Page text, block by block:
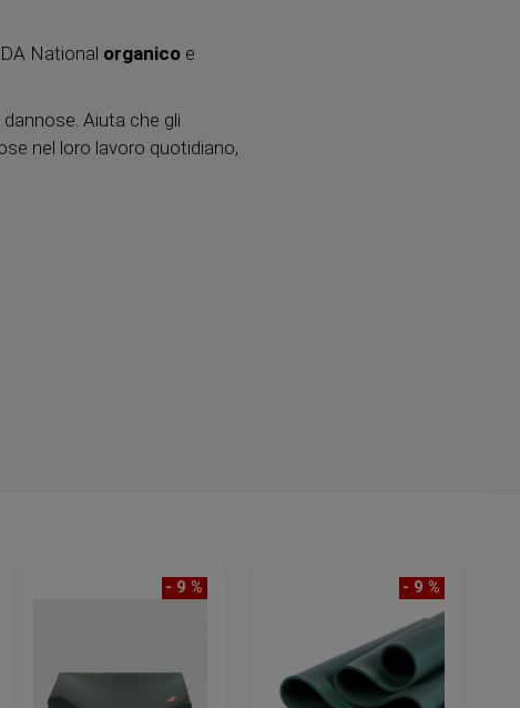
National organico e
Aiuta che gli
nel loro lavoro quotidiano,
- 9 % - 9 %